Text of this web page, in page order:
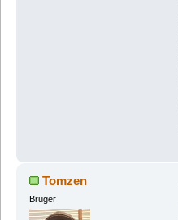
Tomzen
Bruger